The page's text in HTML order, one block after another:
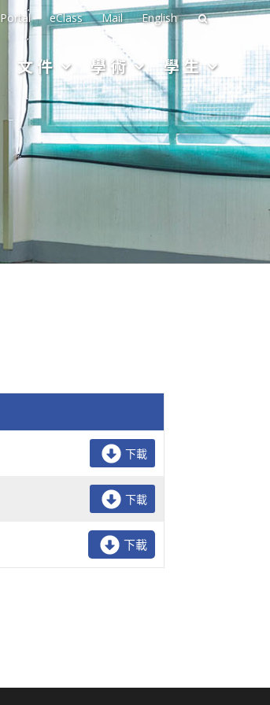
eClass Mail English
搜
關
於：
文件 學術 學生
下載
下載
下載